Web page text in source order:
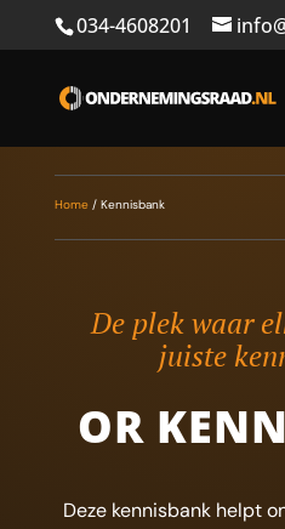
034-4608201
Home/ Kennisbank
De plek waar
juiste
OR
Deze kennisbank helpt